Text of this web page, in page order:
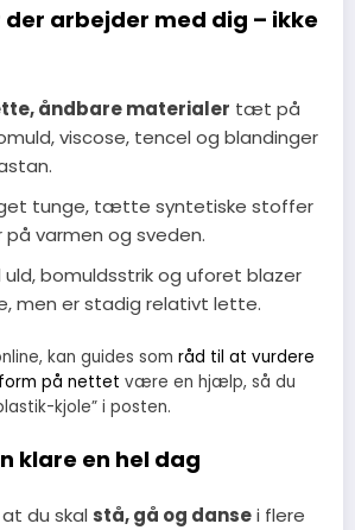
der arbejder med dig – ikke
åndbare materialer tæt på
viscose, tencel og blandinger
tunge, tætte syntetiske stoffer
på varmen og sveden.
uld, bomuldsstrik og uforet blazer
men er stadig relativt lette.
kan guides som råd til at vurdere
på nettet være en hjælp, så du
kjole” i posten.
klare en hel dag
du skal stå, gå og dansei flere